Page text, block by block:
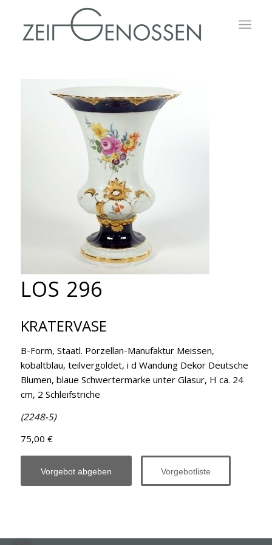
LOS 296
KRATERVASE
B-Form, Staatl. Porzellan-Manufaktur Meissen,
kobaltblau, teilvergoldet, i d Wandung Dekor Deutsche
Blumen, blaue Schwertermarke unter Glasur, H ca. 24
cm, 2 Schleifstriche
(2248-5)
75,00 €
Vorgebot abgeben Vorgebotliste